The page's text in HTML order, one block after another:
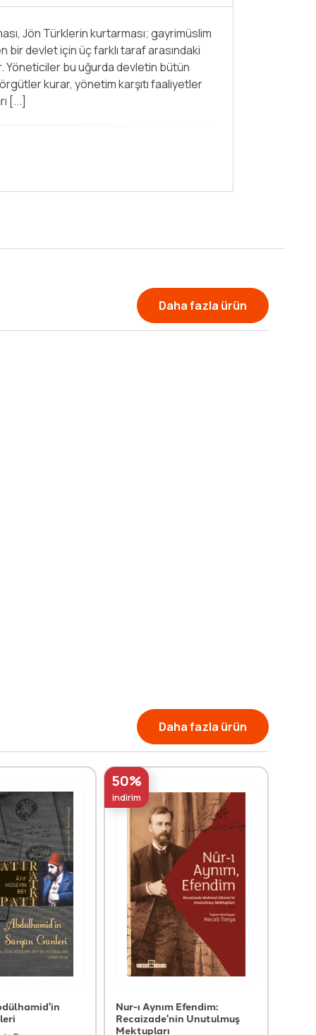
sürecini konu edinen üç kitaplık
duayeni Prof. Dr. Necmettin
bu kitapta Jön Türklerin ilk boy
1908 Jön Türk İhtilali'ne kadar geçen
kaleme aldığı elinizdeki [...]
Daha fazla ürün
Daha fazla ürün
50%
indirim
Nur-ı Aynım Efendim:
Recaizade'nin Unutulmuş
Mektupları